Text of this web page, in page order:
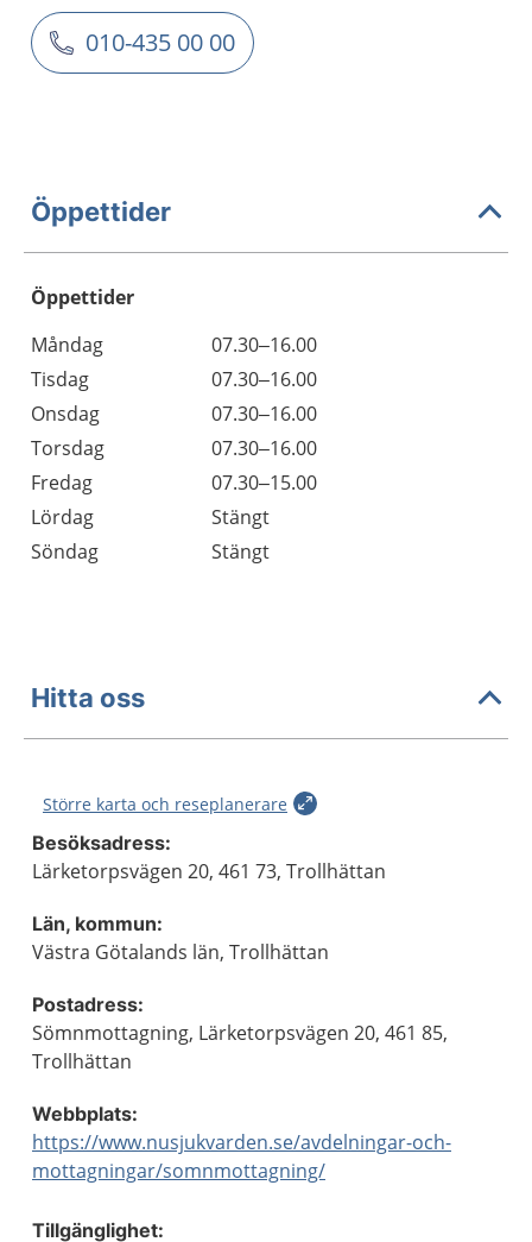
010-435 00 00
Öppettider
Öppettider
Dag
Öppettider
Kommentarer
Måndag
07.30–16.00
Tisdag
07.30–16.00
Onsdag
07.30–16.00
Torsdag
07.30–16.00
Fredag
07.30–15.00
Lördag
Stängt
Söndag
Stängt
Hitta oss
Större karta och reseplanerare
Besöksadress:
Lärketorpsvägen 20, 461 73, Trollhättan
Län, kommun:
Västra Götalands län, Trollhättan
Postadress:
Sömnmottagning, Lärketorpsvägen 20, 461 85,
Trollhättan
Webbplats:
https://www.nusjukvarden.se/avdelningar-och-
mottagningar/somnmottagning/
Tillgänglighet: